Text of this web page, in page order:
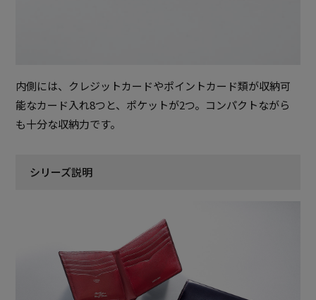
内側には、クレジットカードやポイントカード類が収納可
能なカード入れ8つと、ポケットが2つ。コンパクトながら
も十分な収納力です。
シリーズ説明